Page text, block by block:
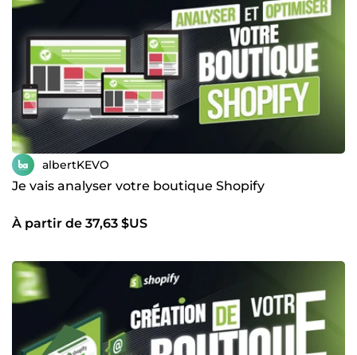
albertKEVO
Je vais analyser votre boutique Shopify
À partir de 37,63 $US